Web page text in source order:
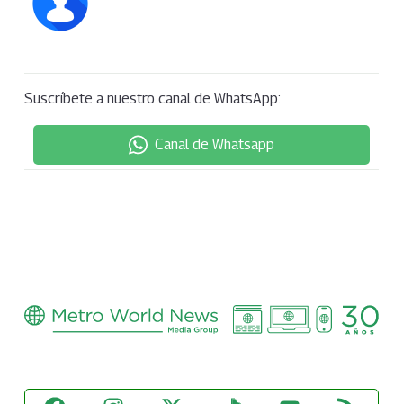
Suscríbete a nuestro canal de WhatsApp:
Canal de Whatsapp